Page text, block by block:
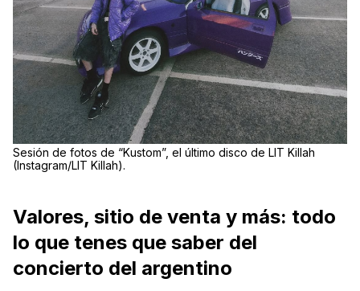
Sesión de fotos de “Kustom”, el último disco de LIT Killah
(Instagram/LIT Killah).
Valores, sitio de venta y más: todo
lo que tenes que saber del
concierto del argentino